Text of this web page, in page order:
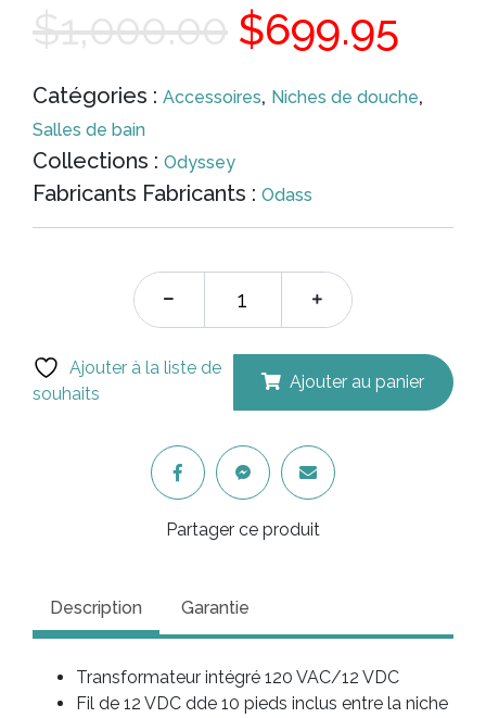
$1,000.00 Le
prix
était :
$1,000.00.
$699.95
prix
est :
Catégories : Accessoires, Niches de douche,
Salles de bain
Collections : Odyssey
Fabricants Fabricants : Odass
Ajouter à la liste de
souhaits
Ajouter au panier
Partager ce produit
Description Garantie
Transformateur intégré 120 VAC/12 VDC
Fil de 12 VDC dde 10 pieds inclus entre la niche